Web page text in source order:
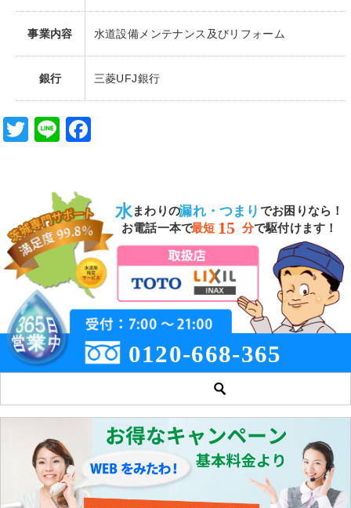
事業内容 水道設備メンテナンス及びリフォーム
銀行 三菱UFJ銀行
T
er
Li
e
b
o
o
k
0120-668-365
水まわりの漏れ・つまり でお困りなら！
お電話一本で最短 分で駆付けます！
15